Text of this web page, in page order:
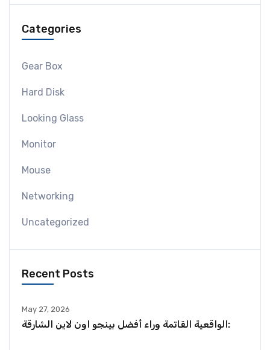
Categories
Gear Box
Hard Disk
Looking Glass
Monitor
Mouse
Networking
Uncategorized
Recent Posts
May 27, 2026
الواقعية القاتمة وراء أفضل بينجو اون لاين الشارقة: